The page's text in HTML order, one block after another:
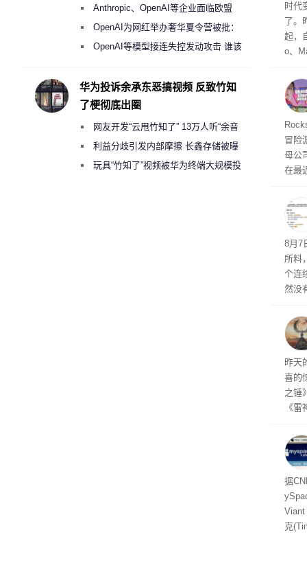
时代
了。
起，
o、
和
命令
起
防御
气将
发效
期
冒险
母公
在最
ss
悄
8月7
所料
个连
然没
有
着——
线
昨天
喜的
之锤
《
ox
出震
据
Viant
克
Anthropic、OpenAI等企业面临欧盟
《人工智能法案》全新执法权限审查
OpenAI为网红举办奢华夏令营被批：
2000美元一晚 遭讽“反乌托邦”
OpenAI等模型接连失控发动攻击 谁该
华为投诉余承东恶搞视频 反致竹知
了梗彻底出圈
网友开发“云甩竹知了” 13万人听“余音
绕梁”利益分歧引发内部摩擦 长鑫存储被曝
曾将华为驻场工程师驱逐出研发基地
玩具“竹知了”视频被华为终端大规模投